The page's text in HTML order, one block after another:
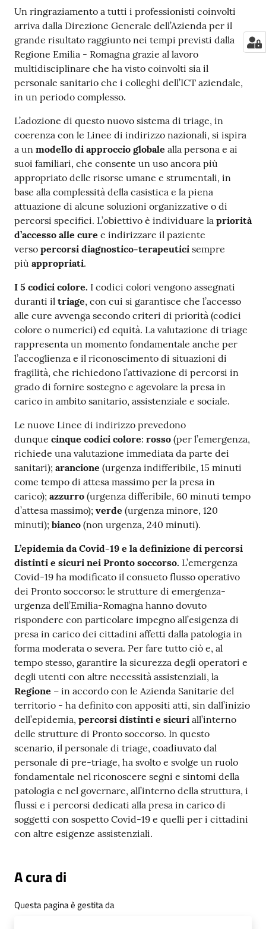
Un ringraziamento a tutti i professionisti coinvolti
arriva dalla Direzione Generale dell’Azienda per il
grande risultato raggiunto nei tempi previsti dalla
Regione Emilia - Romagna grazie al lavoro
multidisciplinare che ha visto coinvolti sia il
personale sanitario che i colleghi dell’ICT aziendale,
in un periodo complesso.
L’adozione di questo nuovo sistema di triage, in
coerenza con le Linee di indirizzo nazionali, si ispira
a un modello di approccio globale alla persona e ai
suoi familiari, che consente un uso ancora più
appropriato delle risorse umane e strumentali, in
base alla complessità della casistica e la piena
attuazione di alcune soluzioni organizzative o di
percorsi specifici. L’obiettivo è individuare la priorità
d’accesso alle cure e indirizzare il paziente
verso percorsi diagnostico-terapeutici sempre
più appropriati.
I 5 codici colore. I codici colori vengono assegnati
duranti il triage, con cui si garantisce che l’accesso
alle cure avvenga secondo criteri di priorità (codici
colore o numerici) ed equità. La valutazione di triage
rappresenta un momento fondamentale anche per
l’accoglienza e il riconoscimento di situazioni di
fragilità, che richiedono l’attivazione di percorsi in
grado di fornire sostegno e agevolare la presa in
carico in ambito sanitario, assistenziale e sociale.
Le nuove Linee di indirizzo prevedono
dunque cinque codici colore: rosso (per l’emergenza,
richiede una valutazione immediata da parte dei
sanitari); arancione (urgenza indifferibile, 15 minuti
come tempo di attesa massimo per la presa in
carico); azzurro (urgenza differibile, 60 minuti tempo
d’attesa massimo); verde (urgenza minore, 120
minuti); bianco (non urgenza, 240 minuti).
L’epidemia da Covid-19 e la definizione di percorsi
distinti e sicuri nei Pronto soccorso. L’emergenza
Covid-19 ha modificato il consueto flusso operativo
dei Pronto soccorso: le strutture di emergenza-
urgenza dell’Emilia-Romagna hanno dovuto
rispondere con particolare impegno all’esigenza di
presa in carico dei cittadini affetti dalla patologia in
forma moderata o severa. Per fare tutto ciò e, al
tempo stesso, garantire la sicurezza degli operatori e
degli utenti con altre necessità assistenziali, la
Regione – in accordo con le Azienda Sanitarie del
territorio - ha definito con appositi atti, sin dall’inizio
dell’epidemia, percorsi distinti e sicuri all’interno
delle strutture di Pronto soccorso. In questo
scenario, il personale di triage, coadiuvato dal
personale di pre-triage, ha svolto e svolge un ruolo
fondamentale nel riconoscere segni e sintomi della
patologia e nel governare, all’interno della struttura, i
flussi e i percorsi dedicati alla presa in carico di
soggetti con sospetto Covid-19 e quelli per i cittadini
con altre esigenze assistenziali.
A cura di
Questa pagina è gestita da